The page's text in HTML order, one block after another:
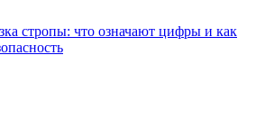
стропы: что означают цифры и как